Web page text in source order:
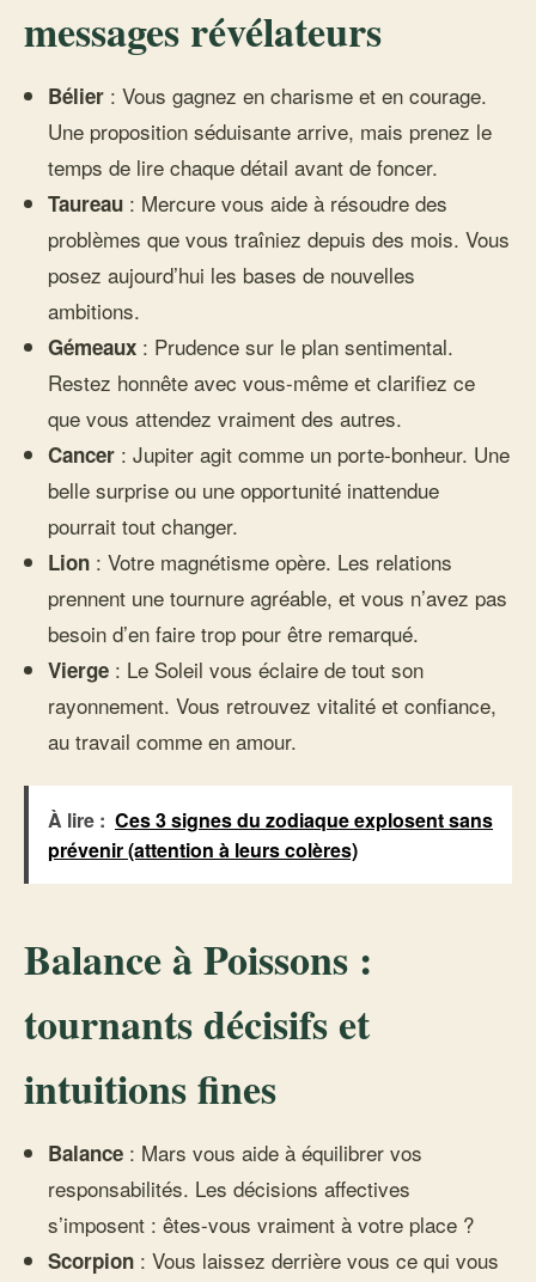
messages révélateurs
Bélier : Vous gagnez en charisme et en courage.
Une proposition séduisante arrive, mais prenez le
temps de lire chaque détail avant de foncer.
Taureau : Mercure vous aide à résoudre des
problèmes que vous traîniez depuis des mois. Vous
posez aujourd’hui les bases de nouvelles
ambitions.
Gémeaux : Prudence sur le plan sentimental.
Restez honnête avec vous-même et clarifiez ce
que vous attendez vraiment des autres.
Cancer : Jupiter agit comme un porte-bonheur. Une
belle surprise ou une opportunité inattendue
pourrait tout changer.
Lion : Votre magnétisme opère. Les relations
prennent une tournure agréable, et vous n’avez pas
besoin d’en faire trop pour être remarqué.
Vierge : Le Soleil vous éclaire de tout son
rayonnement. Vous retrouvez vitalité et confiance,
au travail comme en amour.
À lire : Ces 3 signes du zodiaque explosent sans
prévenir (attention à leurs colères)
Balance à Poissons :
tournants décisifs et
intuitions fines
Balance : Mars vous aide à équilibrer vos
responsabilités. Les décisions affectives
s’imposent : êtes-vous vraiment à votre place ?
Scorpion : Vous laissez derrière vous ce qui vous